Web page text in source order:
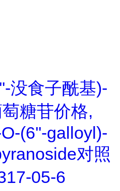
没食子酰基)-
糖苷价格,
(6''-galloyl)-
对照
05-6